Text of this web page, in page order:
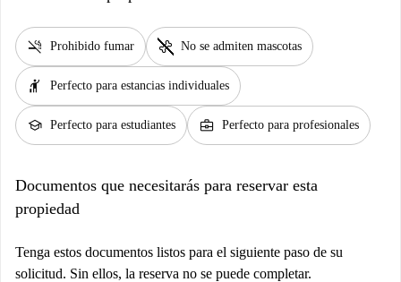
smoke_free Prohibido fumar pet_supplies No se admiten mascotas
hail Perfecto para estancias individuales
school Perfecto para estudiantes business_center Perfecto para profesionales
Documentos que necesitarás para reservar esta
propiedad
Tenga estos documentos listos para el siguiente paso de su
solicitud. Sin ellos, la reserva no se puede completar.